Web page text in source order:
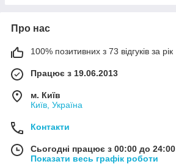
Про нас
100% позитивних з 73 відгуків за рік
Працює з 19.06.2013
м. Київ
Київ, Україна
Контакти
Сьогодні працює з 00:00 до 24:00
Показати весь графік роботи